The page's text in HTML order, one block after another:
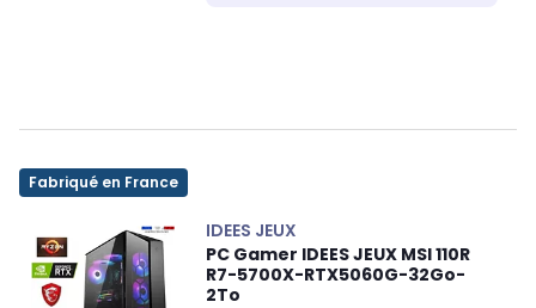
Fabriqué en France
IDEES JEUX
PC Gamer IDEES JEUX MSI 110R
R7-5700X-RTX5060G-32Go-
2To